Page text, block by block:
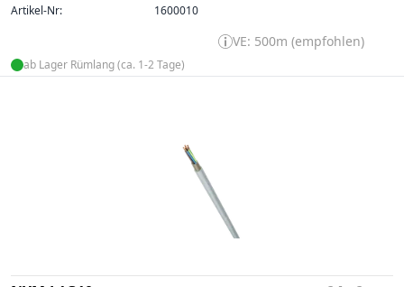
Artikel-Nr:
1600010
VE: 500m (empfohlen)
ab Lager Rümlang (ca. 1-2 Tage)